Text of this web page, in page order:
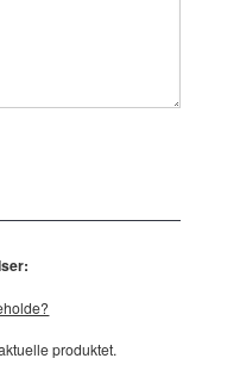
produktet.